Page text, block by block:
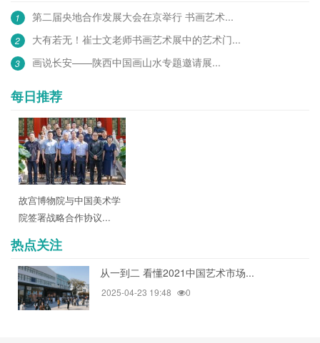
1 第二届央地合作发展大会在京举行 书画艺术...
2 大有若无！崔士文老师书画艺术展中的艺术门...
3 画说长安——陕西中国画山水专题邀请展...
每日推荐
故宫博物院与中国美术学
院签署战略合作协议...
热点关注
从一到二 看懂2021中国艺术市场...
2025-04-23 19:48 0